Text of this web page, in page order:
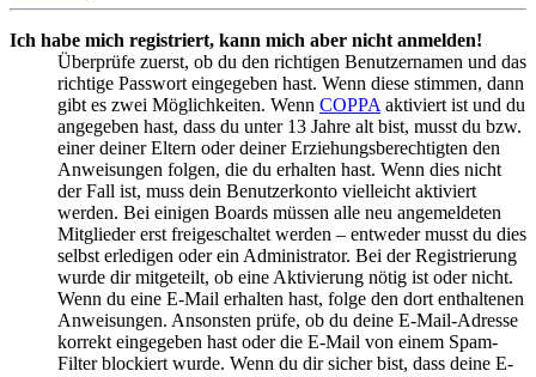
Ich habe mich registriert, kann mich aber nicht anmelden!
Überprüfe zuerst, ob du den richtigen Benutzernamen und das
richtige Passwort eingegeben hast. Wenn diese stimmen, dann
gibt es zwei Möglichkeiten. Wenn COPPA aktiviert ist und du
angegeben hast, dass du unter 13 Jahre alt bist, musst du bzw.
einer deiner Eltern oder deiner Erziehungsberechtigten den
Anweisungen folgen, die du erhalten hast. Wenn dies nicht
der Fall ist, muss dein Benutzerkonto vielleicht aktiviert
werden. Bei einigen Boards müssen alle neu angemeldeten
Mitglieder erst freigeschaltet werden – entweder musst du dies
selbst erledigen oder ein Administrator. Bei der Registrierung
wurde dir mitgeteilt, ob eine Aktivierung nötig ist oder nicht.
Wenn du eine E-Mail erhalten hast, folge den dort enthaltenen
Anweisungen. Ansonsten prüfe, ob du deine E-Mail-Adresse
korrekt eingegeben hast oder die E-Mail von einem Spam-
Filter blockiert wurde. Wenn du dir sicher bist, dass deine E-